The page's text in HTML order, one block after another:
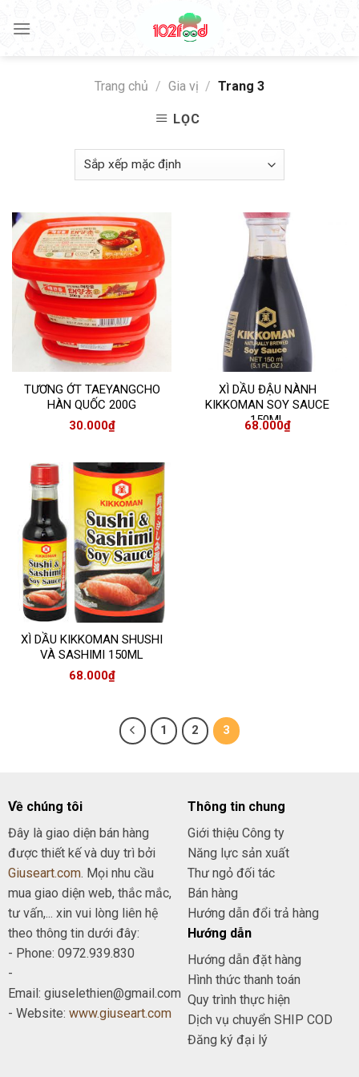
Trang chủ / Gia vị / Trang 3
LỌC
TƯƠNG ỚT TAEYANGCHO
HÀN QUỐC 200G
30.000₫
XÌ DẦU ĐẬU NÀNH
KIKKOMAN SOY SAUCE
150ML
68.000₫
XÌ DẦU KIKKOMAN SHUSHI
VÀ SASHIMI 150ML
68.000₫
1 2 3
Về chúng tôi
Đây là giao diện bán hàng
được thiết kế và duy trì bởi
Giuseart.com. Mọi nhu cầu
mua giao diện web, thắc mắc,
tư vấn,... xin vui lòng liên hệ
theo thông tin dưới đây:
- Phone: 0972.939.830
-
Email: giuselethien@gmail.com
- Website: www.giuseart.com
Thông tin chung
Giới thiệu Công ty
Năng lực sản xuất
Thư ngỏ đối tác
Bán hàng
Hướng dẫn đổi trả hàng
Hướng dẫn
Hướng dẫn đặt hàng
Hình thức thanh toán
Quy trình thực hiện
Dịch vụ chuyển SHIP COD
Đăng ký đại lý